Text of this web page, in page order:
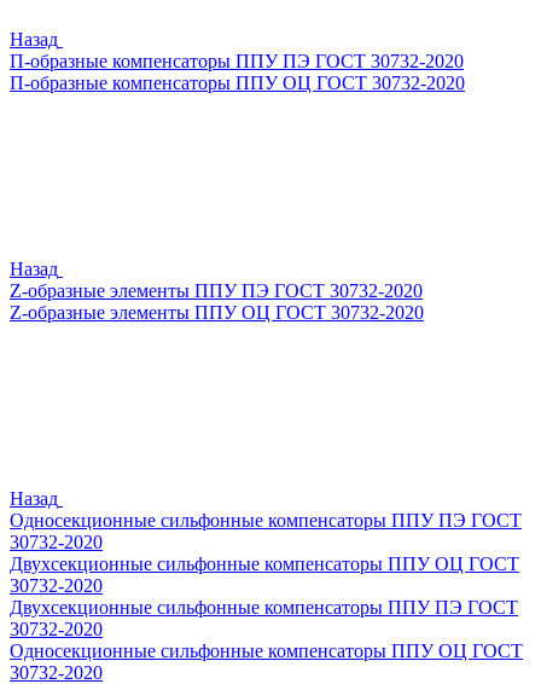
Назад
П-образные компенсаторы ППУ ПЭ ГОСТ 30732-2020
П-образные компенсаторы ППУ ОЦ ГОСТ 30732-2020
Назад
Z-образные элементы ППУ ПЭ ГОСТ 30732-2020
Z-образные элементы ППУ ОЦ ГОСТ 30732-2020
Назад
Односекционные сильфонные компенсаторы ППУ ПЭ ГОСТ
30732-2020
Двухсекционные сильфонные компенсаторы ППУ ОЦ ГОСТ
30732-2020
Двухсекционные сильфонные компенсаторы ППУ ПЭ ГОСТ
30732-2020
Односекционные сильфонные компенсаторы ППУ ОЦ ГОСТ
30732-2020